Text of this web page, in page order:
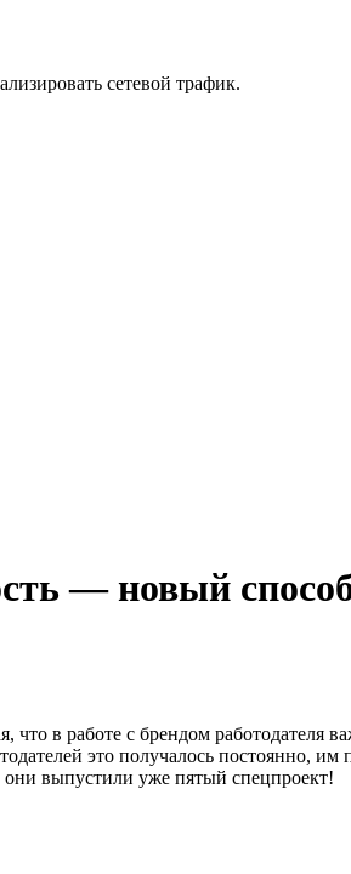
сетевой трафик.
— новый
в работе с брендом работодателя
это получалось постоянно, им
они выпустили уже пятый спецпроект!